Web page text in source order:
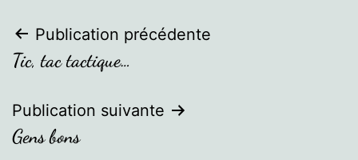
Navigation
de
l’article
Publication précédente
Tic, tac tactique…
Publication suivante
Gens bons